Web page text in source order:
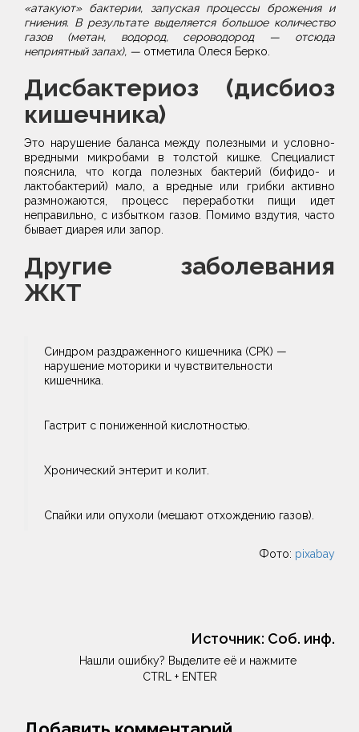
«атакуют» бактерии, запуская процессы брожения и
гниения. В результате выделяется большое количество
газов (метан, водород, сероводород — отсюда
неприятный запах), — отметила Олеся Берко.
Дисбактериоз (дисбиоз
кишечника)
Это нарушение баланса между полезными и условно-
вредными микробами в толстой кишке. Специалист
пояснила, что когда полезных бактерий (бифидо- и
лактобактерий) мало, а вредные или грибки активно
размножаются, процесс переработки пищи идет
неправильно, с избытком газов. Помимо вздутия, часто
бывает диарея или запор.
Другие заболевания
ЖКТ
Синдром раздраженного кишечника (СРК) —
нарушение моторики и чувствительности
кишечника.
Гастрит с пониженной кислотностью.
Хронический энтерит и колит.
Спайки или опухоли (мешают отхождению газов).
Фото: pixabay
Источник: Соб. инф.
Нашли ошибку? Выделите её и нажмите
CTRL + ENTER